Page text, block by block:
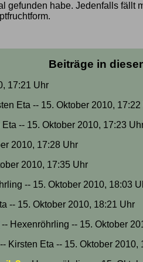
gefunden habe. Jedenfalls
Beiträge in
17:21 Uhr
Eta -- 15. Oktober 2010, 17:22
-- 15. Oktober 2010, 17:23
2010, 17:28 Uhr
2010, 17:35 Uhr
-- 15. Oktober 2010, 18:03
-- 15. Oktober 2010, 18:21 Uhr
-- Hexenröhrling -- 15. Oktober
-- Kirsten Eta -- 15. Oktober 2010,